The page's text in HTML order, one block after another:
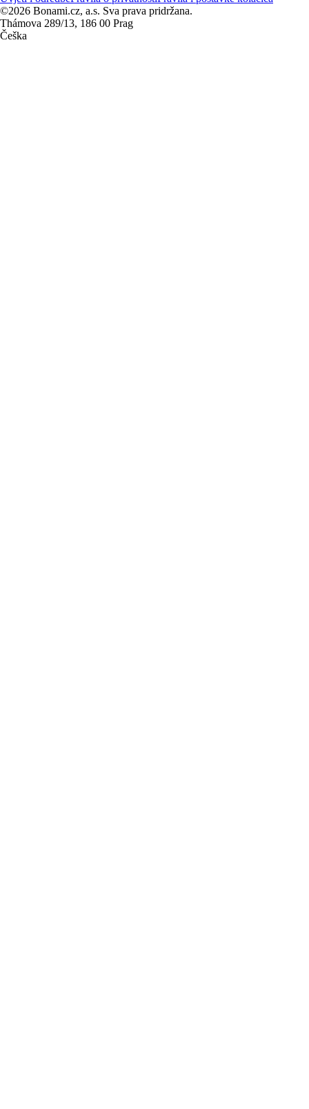
©2026 Bonami.cz, a.s. Sva prava pridržana.
Thámova 289/13, 186 00 Prag
Češka